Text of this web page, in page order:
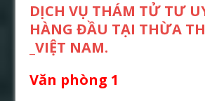
DỊCH VỤ THÁM TỬ TƯ
HÀNG ĐẦU TẠI THỪA
_VIỆT NAM.
Văn phòng 1